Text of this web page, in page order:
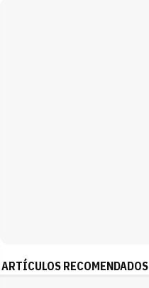
ARTÍCULOS RECOMENDADOS